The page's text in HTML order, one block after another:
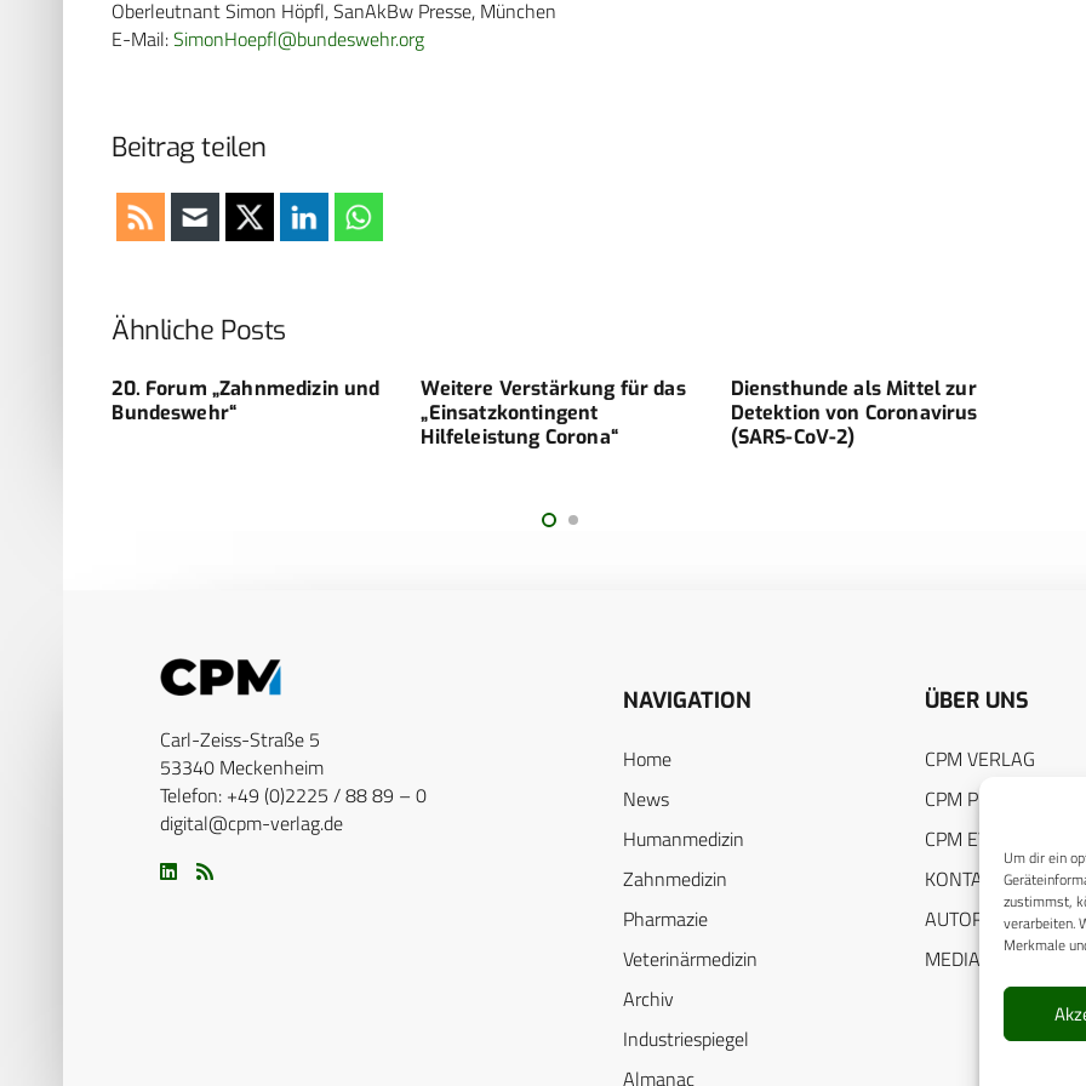
Um dir ein
zustimmst,
verarbeiten.
Merkmale
Oberleutnant Simon Höpfl, SanAkBw Presse, München
E-Mail:SimonHoepfl@bundeswehr.org
Beitrag teilen
Ähnliche Posts
20. Forum „Zahnmedizin und
Bundeswehr“
Weitere Verstärkung für das
„Einsatzkontingent
Hilfeleistung Corona“
Diensthunde als Mittel zur
Detektion von Coronavirus
(SARS-CoV-2)
Carl-Zeiss-Straße 5
53340 Meckenheim
Telefon: +49 (0)2225 / 88 89 – 0
digital@cpm-verlag.de
NAVIGATION
Home
News
Humanmedizin
Zahnmedizin
Pharmazie
Veterinärmedizin
Archiv
Industriespiegel
Almanac
ÜBER UNS
CPM VERLAG
CPM PUBLICATIONS
CPM EVENTS
KONTAKT
MEDIADATEN